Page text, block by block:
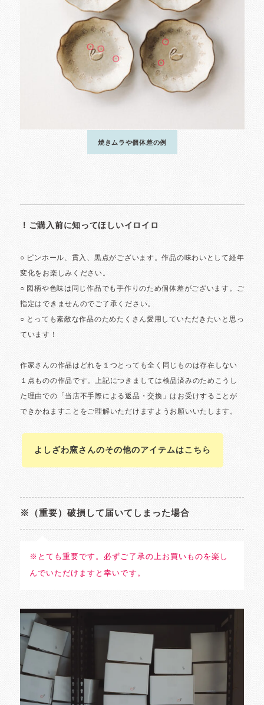
よしざわ窯さんのその他のアイテムはこちら
※（重要）破損して届いてしまった場合
※とても重要です。必ずご了承の上お買いものを楽し
んでいただけますと幸いです。